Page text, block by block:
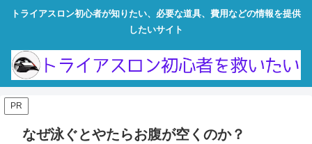
トライアスロン初心者が知りたい、必要な道具、費用などの情報を提供
したいサイト
PR
なぜ泳ぐとやたらお腹が空くのか？